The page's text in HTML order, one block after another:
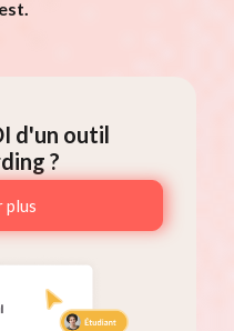
d'un outil
?
plus